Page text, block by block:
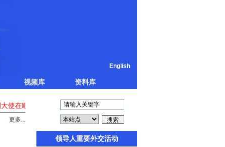
English
视频库 资料库
使在欧洲主流媒体发表署名文章《对中欧经贸关系的几点看法》
更多...
领导人重要外交活动